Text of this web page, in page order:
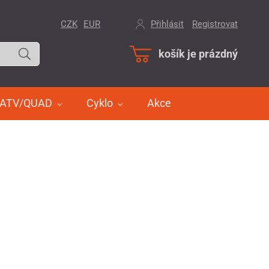
košík je prázdný
ATV/QUAD Cyklo Akce
CZK EUR Přihlásit Registrovat